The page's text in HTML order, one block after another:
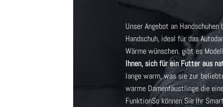
Unser Angebot an
Handschuh, ideal für das Auto
Wärme wünschen, gibt es
Ihnen, sich für ein Futter aus
lange warm, was sie zur
warme Damenfäustlingedie
FunktionSo können Sie Ihr